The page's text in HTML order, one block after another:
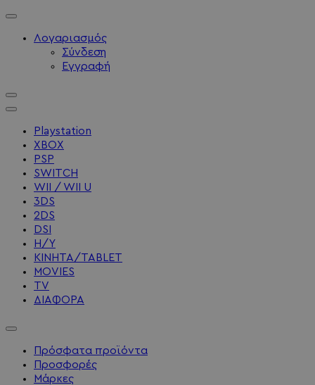
Λογαριασμός
Σύνδεση
Εγγραφή
Playstation
XBOX
PSP
SWITCH
WII / WII U
3DS
2DS
DSI
Η/Υ
ΚΙΝΗΤΑ/TABLET
MOVIES
TV
ΔΙΑΦΟΡΑ
Πρόσφατα προϊόντα
Προσφορές
Μάρκες